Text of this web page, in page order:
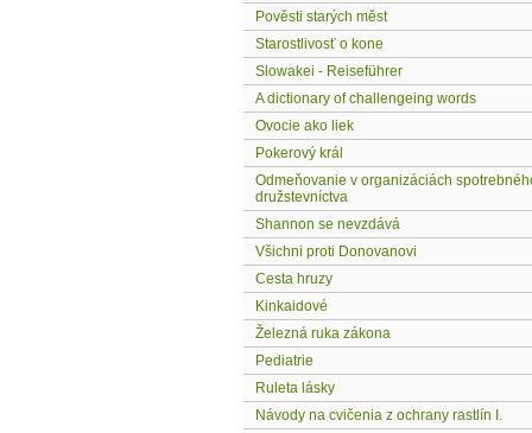
Pověsti starých měst
Starostlivosť o kone
Slowakei - Reiseführer
A dictionary of challengeing words
Ovocie ako liek
Pokerový král
Odmeňovanie v organizáciách
družstevníctva
Shannon se nevzdává
Všichni proti Donovanovi
Cesta hruzy
Kinkaidové
Železná ruka zákona
Pediatrie
Ruleta lásky
Návody na cvičenia z ochrany rastlín I.